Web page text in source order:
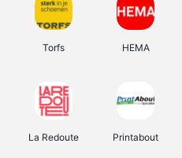
Torfs HEMA
La Redoute Printabout